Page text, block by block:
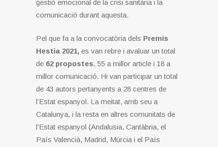
gestió emocional de la crisi sanitària i la
comunicació durant aquesta.
Pel que fa a la convocatòria dels Premis
Hestia 2021, es van rebre i avaluar un total
de 62 propostes, 55 a millor article i 18 a
millor comunicació. Hi van participar un total
de 43 autors pertanyents a 28 centres de
l’Estat espanyol. La meitat, amb seu a
Catalunya, i la resta en altres comunitats de
l’Estat espanyol (Andalusia, Cantàbria, el
País Valencià, Madrid, Múrcia i el País